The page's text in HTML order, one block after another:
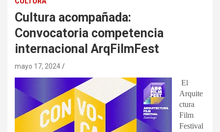
Cultura acompañada:
Convocatoria competencia
internacional ArqFilmFest
mayo 17, 2024
El
Arquite
ctura
Film
Festival